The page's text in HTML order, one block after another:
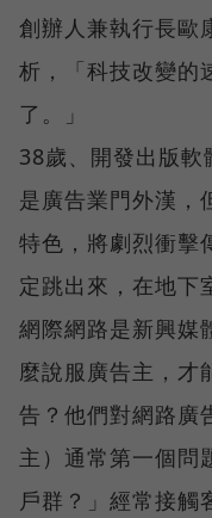
創辦人兼執行長
析，「科技改變的
了。」
38歲、開發出版軟
是廣告業門外漢，
特色，將劇烈衝擊
定跳出來，在地下
網際網路是新興媒
麼說服廣告主，才
告？他們對網路廣
主）通常第一個問
戶群？」經常接